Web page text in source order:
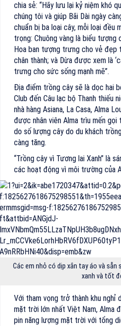
chia sẻ: “Hãy lưu lại kỷ niệm khó
chúng tôi và giúp Bãi Dài ngày
chuẩn bị ba loại cây, mỗi loại đều
trọng: Chuông vàng là biểu tượng
Hoa ban tượng trưng cho vẻ đẹp
chân thành; và Dừa được xem là
trưng cho sức sống mạnh mẽ”.
Địa điểm trồng cây sẽ là dọc hai
Club đến Câu lạc bộ Thanh thiếu
nhà hàng Asiana, La Casa, Alma
được nhân viên Alma trìu mến gọi
do số lượng cây do du khách
càng tăng.
“Trồng cây vì Tương lai Xanh” là
các hoạt động vì môi trường của
Các em nhỏ có dịp xắn tay áo và
xanh và tốt
Với tham vọng trở thành khu nghỉ
mặt trời lớn nhất Việt Nam, Alma
pin năng lượng mặt trời với tổng